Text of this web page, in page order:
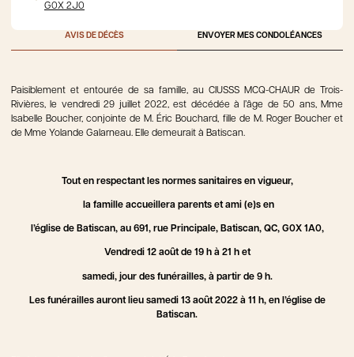
G0X 2J0
AVIS DE DÉCÈS ENVOYER MES CONDOLÉANCES
Paisiblement et entourée de sa famille, au CIUSSS MCQ-CHAUR de Trois-
Rivières, le vendredi 29 juillet 2022, est décédée à l’âge de 50 ans, Mme
Isabelle Boucher, conjointe de M. Éric Bouchard, fille de M. Roger Boucher et
de Mme Yolande Galarneau. Elle demeurait à Batiscan.
Tout en respectant les normes sanitaires en vigueur,
la famille accueillera parents et ami (e)s en
l’église de Batiscan, au 691, rue Principale, Batiscan, QC, G0X 1A0,
Vendredi 12 août de 19 h à 21 h et
samedi, jour des funérailles, à partir de 9 h.
Les funérailles auront lieu samedi 13 août 2022 à 11 h, en l’église de
Batiscan.